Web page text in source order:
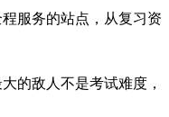
服务的站点，从复习资
的敌人不是考试难度，